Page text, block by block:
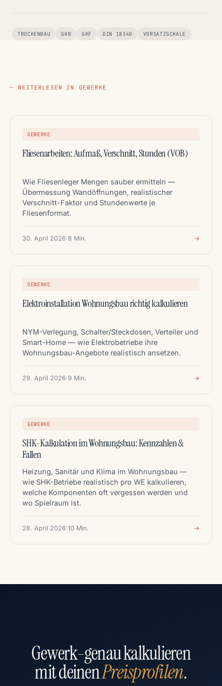
TROCKENBAU GKB GKF DIN 18340 VORSATZSCHALE
— WEITERLESEN IN GEWERKE
GEWERKE
Fliesenarbeiten: Aufmaß, Verschnitt, Stunden (VOB)
Wie Fliesenleger Mengen sauber ermitteln —
Übermessung Wandöffnungen, realistischer
Verschnitt-Faktor und Stundenwerte je
Fliesenformat.
30. April 2026·8 Min. →
GEWERKE
Elektroinstallation Wohnungsbau richtig kalkulieren
NYM-Verlegung, Schalter/Steckdosen, Verteiler und
Smart-Home — wie Elektrobetriebe ihre
Wohnungsbau-Angebote realistisch ansetzen.
29. April 2026·9 Min. →
GEWERKE
SHK-Kalkulation im Wohnungsbau: Kennzahlen &
Fallen
Heizung, Sanitär und Klima im Wohnungsbau —
wie SHK-Betriebe realistisch pro WE kalkulieren,
welche Komponenten oft vergessen werden und
wo Spielraum ist.
28. April 2026·10 Min. →
Gewerk-genau kalkulieren
mit deinenPreisprofilen.